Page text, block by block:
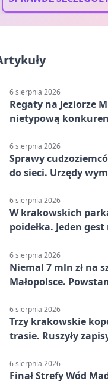
6 sierpnia 2026
Regaty na Jeziorze
nietypową
6 sierpnia 2026
Sprawy
do sieci. Urzędy
6 sierpnia 2026
W krakowskich
poidełka. Jeden
6 sierpnia 2026
Niemal 7 mln zł na
Małopolsce.
6 sierpnia 2026
Trzy krakowskie
trasie. Ruszyły
6 sierpnia 2026
Finał Strefy Wód